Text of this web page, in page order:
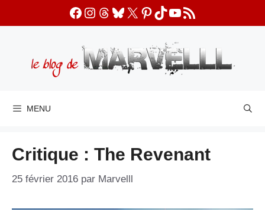
Facebook
Instagram
Threads
Bluesky
X Pinterest
TikTok
YouTube
Flux RSS
MENU
Critique : The Revenant
25 février 2016 par Marvelll